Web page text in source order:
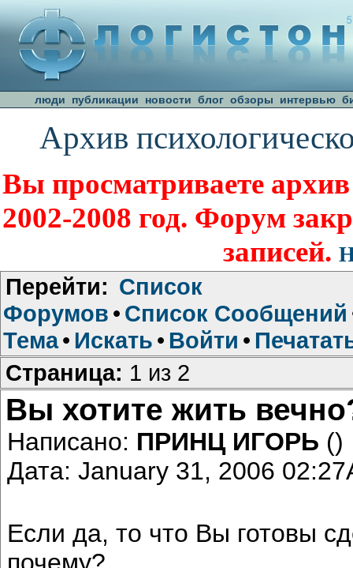
люди публикации новости блог обзоры интервью
Архив
Вы просматриваете
2002-2008 год. Форум
записей.
Перейти: Список
Форумов • Список Сообщений
Тема• Искать • Войти •
Страница: 1 из 2
Вы хотите жить
Написано: ПРИНЦ ИГОРЬ ()
Дата: January 31, 2006
Если да, то что Вы готовы